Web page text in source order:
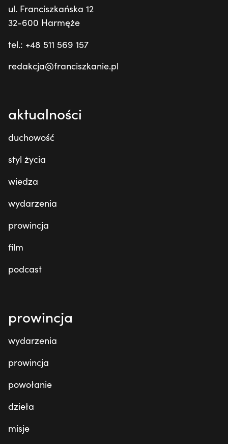
ul. Franciszkańska 12
32-600 Harmęże
tel.: +48 511 569 157
redakcja@franciszkanie.pl
aktualności
duchowość
styl życia
wiedza
wydarzenia
prowincja
film
podcast
prowincja
wydarzenia
prowincja
powołanie
dzieła
misje